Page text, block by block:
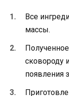
Все
массы.
сковороду
появления